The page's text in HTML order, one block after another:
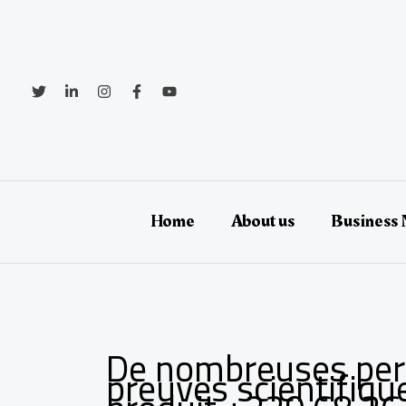
Home About us Business
De nombreuses
preuves